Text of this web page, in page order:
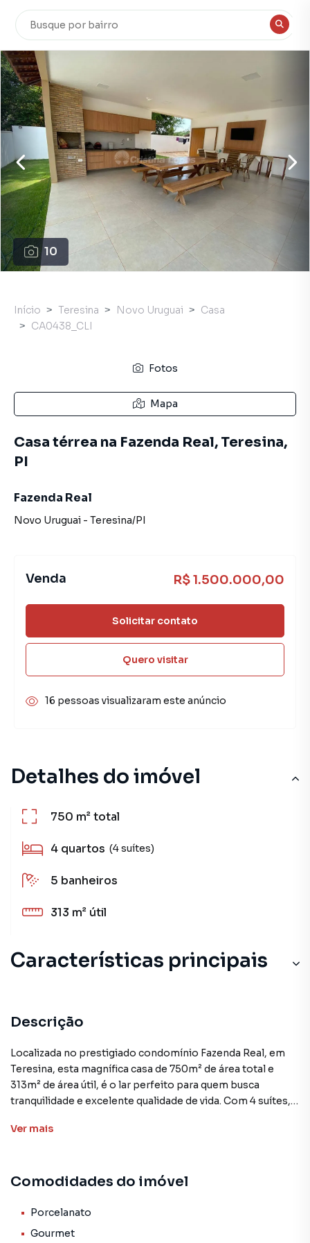
10
Detalhes do imóvel
750 m²total
4 quartos (4 suítes)
5 banheiros
313 m² útil
Características principais
Descrição
Localizada no prestigiado condomínio Fazenda Real, em
Teresina, esta magnífica casa de 750m² de área total e
313m² de área útil, é o lar perfeito para quem busca
tranquilidade e excelente qualidade de vida. Com 4 suítes, a
gourmet, sala de estar e jantar, além de uma varanda que
As comodidades do imóvel vão além, com porcelanato,
o condomínio Fazenda Real, traz diversas opções de lazer,
como salão de jogos, piscina adulto e infantil, pista de
Ver mais
Comodidades do imóvel
Porcelanato
Gourmet
Início Teresina Novo Uruguai
Casa
CA0438_CLI
Fotos
Mapa
Casa térrea na Fazenda Real, Teresina,
PI
Fazenda Real
Novo Uruguai - Teresina/PI
Venda R$ 1.500.000,00
Solicitar contato
Quero visitar
16 pessoas visualizaram este anúncio